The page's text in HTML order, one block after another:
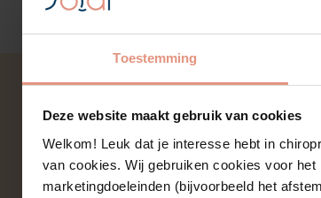
Toestemming
Deze website maakt gebruik van cookies
Welkom! Leuk dat je interesse hebt in
van cookies. Wij gebruiken cookies voor
marketingdoeleinden (bijvoorbeeld het